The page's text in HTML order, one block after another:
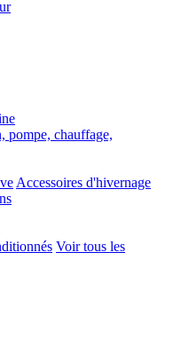
pompe, chauffage,
Accessoires d'hivernage
Voir tous les